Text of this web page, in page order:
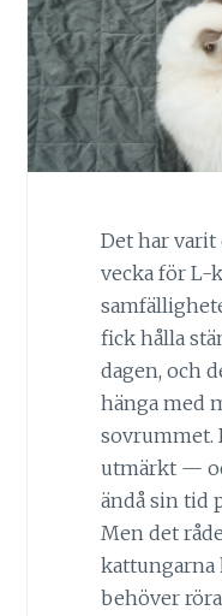
Det har
vecka för L-
fick hålla
dagen, och
hänga med
sovrummet.
utmärkt —
ändå sin tid
Men det
kattungarna
behöver